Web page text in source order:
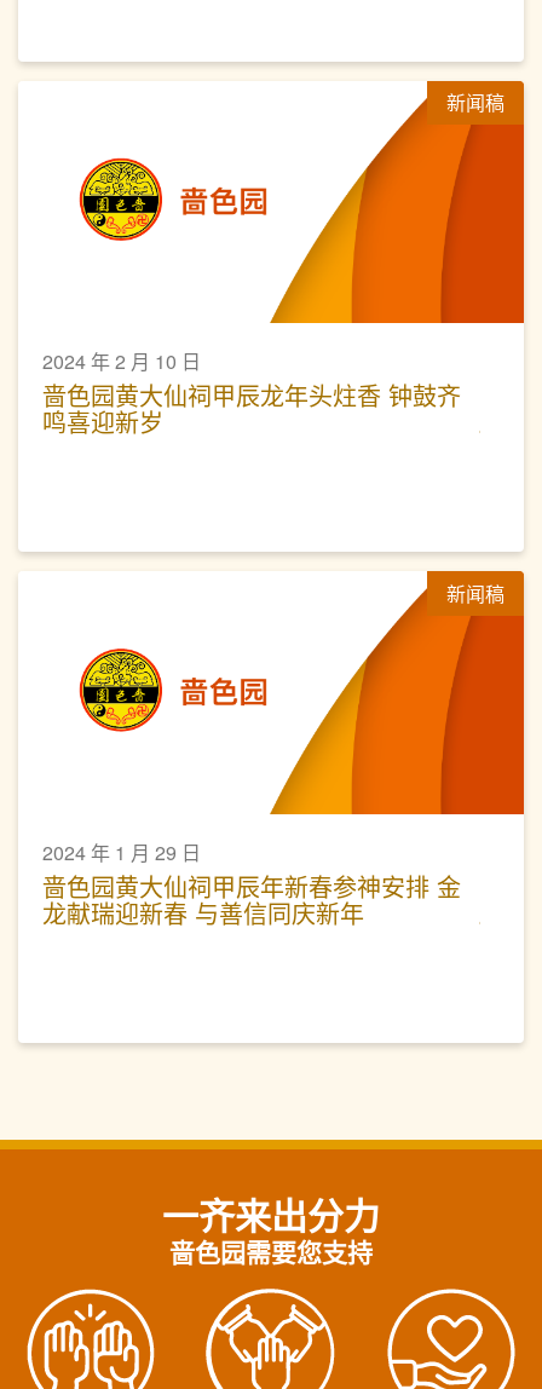
新闻稿
2024 年 2 月 10 日
啬色园黄大仙祠甲辰龙年头炷香 钟鼓齐
鸣喜迎新岁
新闻稿
2024 年 1 月 29 日
啬色园黄大仙祠甲辰年新春参神安排 金
龙献瑞迎新春 与善信同庆新年
一齐来出分力
啬色园需要您支持